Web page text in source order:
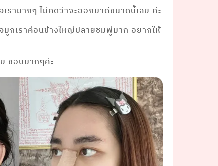
รามากๆ ไม่คิดว่าจะออกมาดีขนาดนี้เลย ค่ะ
กเราค่อนข้างใหญ่ปลายชมพู่มาก อยากให้
ชอบมากๆค่ะ